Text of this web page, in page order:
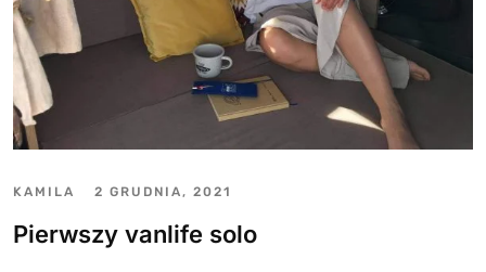
KAMILA 2 GRUDNIA, 2021
Pierwszy vanlife solo